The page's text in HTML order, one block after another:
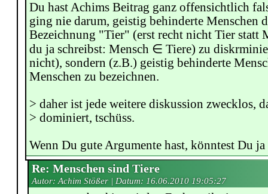
Du hast Achims Beitrag ganz offensichtlich
ging nie darum, geistig behinderte Menschen
Bezeichnung "Tier" (erst recht nicht Tier statt
du ja schreibst: Mensch ∈ Tiere) zu
nicht), sondern (z.B.) geistig behinderte
Menschen zu bezeichnen.
> daher ist jede weitere diskussion zwecklos,
> dominiert, tschüss.
Wenn Du gute Argumente hast, könntest Du ja
Re: Menschen sind Tiere
Autor: Achim Stößer | Datum: 16.06.2010 19:05:27